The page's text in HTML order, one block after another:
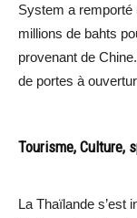
System a remporté
millions de bahts
provenant de
de portes à
Tourisme, Culture,
La Thaïlande s’est